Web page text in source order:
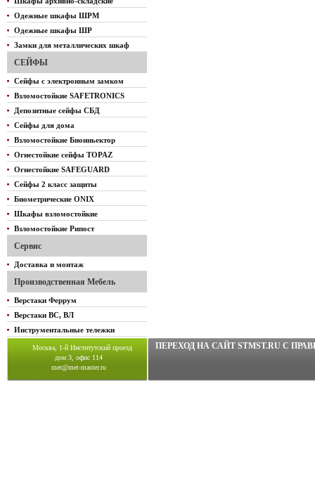
Одежные шкафы ШРМ
Одежные шкафы ШР
Замки для металлических шкаф
СЕЙФЫ
Сейфы с электронным замком
Взломостойкие SAFETRONICS
Депозитные сейфы СБД
Сейфы для дома
Взломостойкие Биоиньектор
Огнестойкие сейфы TOPAZ
Огнестойкие SAFEGUARD
Сейфы 2 класс защиты
Биометрические ONIX
Шкафы взломостойкие
Взломостойкие Рипост
Сервис
Доставка и монтаж
Производственная Мебель
Верстаки Феррум
Верстаки ВС, ВЛ
Инструментальные тележки
Москва, 1-й Институтский проезд
дом 3, офис 114
met@met-master.ru
ПЕРЕХОД НА САЙТ STMST.RU C